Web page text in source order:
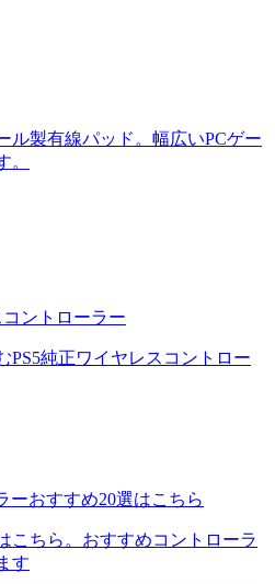
ル製有線パッド。幅広いPCゲー
。
コントローラー
PS5純正ワイヤレスコントロー
ーおすすめ20選はこちら
こちら。おすすめコントローラ
す